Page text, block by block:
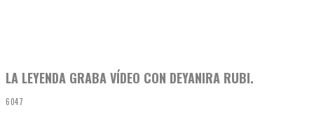
LA LEYENDA GRABA VÍDEO CON DEYANIRA RUBI.
6047